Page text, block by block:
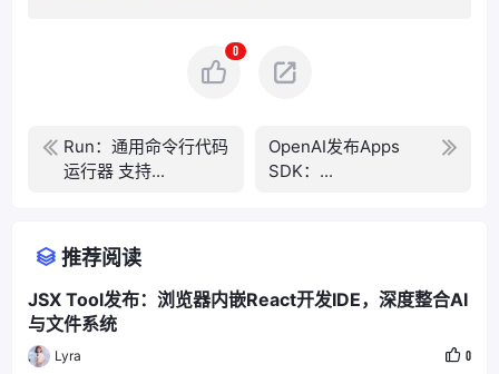
0
Run：通用命令行代码
运行器 支持...
OpenAI发布Apps
SDK：...
推荐阅读
JSX Tool发布：浏览器内嵌React开发IDE，深度整合AI
与文件系统
Lyra 0